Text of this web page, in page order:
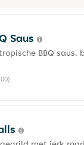
Saus
BBQ